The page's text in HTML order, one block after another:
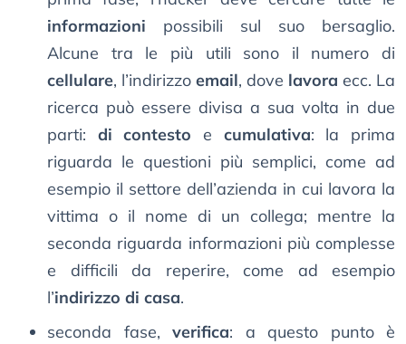
informazioni possibili sul suo bersaglio.
Alcune tra le più utili sono il numero di
cellulare, l’indirizzo email, dove lavora ecc. La
ricerca può essere divisa a sua volta in due
parti: di contesto e cumulativa: la prima
riguarda le questioni più semplici, come ad
esempio il settore dell’azienda in cui lavora la
vittima o il nome di un collega; mentre la
seconda riguarda informazioni più complesse
e difficili da reperire, come ad esempio
l’indirizzo di casa.
seconda fase, verifica: a questo punto è